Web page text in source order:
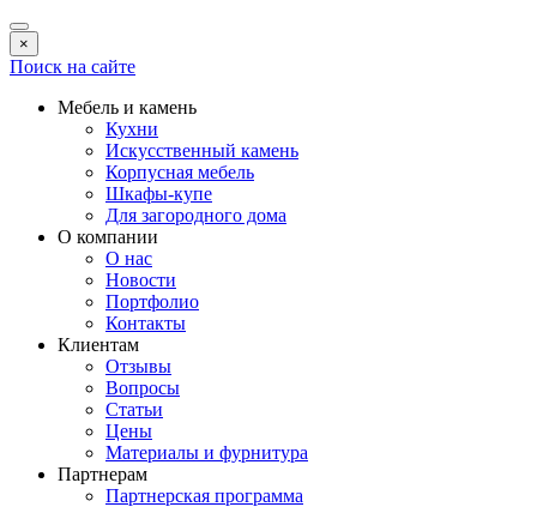
×
Поиск на сайте
Мебель и камень
Кухни
Искусственный камень
Корпусная мебель
Шкафы-купе
Для загородного дома
О компании
О нас
Новости
Портфолио
Контакты
Клиентам
Отзывы
Вопросы
Статьи
Цены
Материалы и фурнитура
Партнерам
Партнерская программа